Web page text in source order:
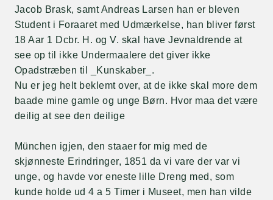
Jacob Brask, samt Andreas Larsen han er bleven
Student i Foraaret med Udmærkelse, han bliver først
18 Aar 1 Dcbr. H. og V. skal have Jevnaldrende at
see op til ikke Undermaalere det giver ikke
Opadstræben til _Kunskaber_.
Nu er jeg helt beklemt over, at de ikke skal more dem
baade mine gamle og unge Børn. Hvor maa det være
deilig at see den deilige
München igjen, den staaer for mig med de
skjønneste Erindringer, 1851 da vi vare der var vi
unge, og havde vor eneste lille Dreng med, som
kunde holde ud 4 a 5 Timer i Museet, men han vilde